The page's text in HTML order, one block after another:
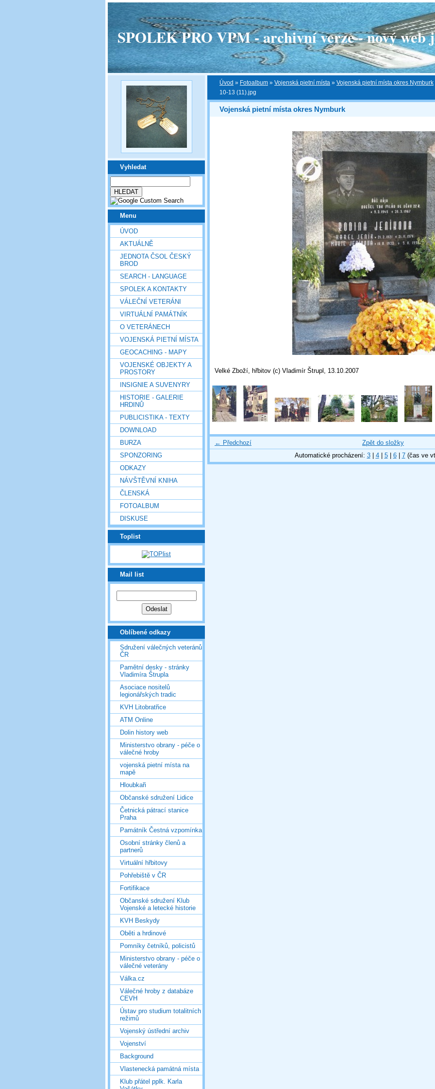
SPOLEK PRO VPM - archivní verze - nový web
Vyhledat
Menu
ÚVOD
AKTUÁLNĚ
JEDNOTA ČSOL ČESKÝ
BROD
SEARCH - LANGUAGE
SPOLEK A KONTAKTY
VÁLEČNÍ VETERÁNI
VIRTUÁLNÍ PAMÁTNÍK
O VETERÁNECH
VOJENSKÁ PIETNÍ MÍSTA
GEOCACHING - MAPY
VOJENSKÉ OBJEKTY A
PROSTORY
INSIGNIE A SUVENYRY
HISTORIE - GALERIE
HRDINŮ
PUBLICISTIKA - TEXTY
DOWNLOAD
BURZA
SPONZORING
ODKAZY
NÁVŠTĚVNÍ KNIHA
ČLENSKÁ
FOTOALBUM
DISKUSE
Toplist
Mail list
Oblíbené odkazy
Sdružení válečných veteránů
ČR
Pamětní desky - stránky
Vladimíra Štrupla
Asociace nositelů
legionářských tradic
KVH Litobratřice
ATM Online
Dolin history web
Ministerstvo obrany - péče o
válečné hroby
vojenská pietní místa na
mapě
Hloubkaři
Občanské sdružení Lidice
Četnická pátrací stanice
Praha
Památník Čestná vzpomínka
Osobní stránky členů a
partnerů
Virtuální hřbitovy
Pohřebiště v ČR
Fortifikace
Občanské sdružení Klub
Vojenské a letecké historie
KVH Beskydy
Oběti a hrdinové
Pomníky četníků, policistů
Ministerstvo obrany - péče o
válečné veterány
Válka.cz
Válečné hroby z databáze
CEVH
Ústav pro studium totalitních
režimů
Vojenský ústřední archiv
Vojenství
Background
Vlastenecká památná místa
Klub přátel pplk. Karla
Úvod » Fotoalbum » Vojenská pietní místa » Vojenská pietní místa okres Nymburk
10-13 (11).jpg
Vojenská pietní místa okres Nymburk
Velké Zboží, hřbitov (c) Vladimír Štrupl, 13.10.2007
← Předchozí
Zpět do složky
Automatické procházení: 3| 4| 5| 6| 7(čas ve